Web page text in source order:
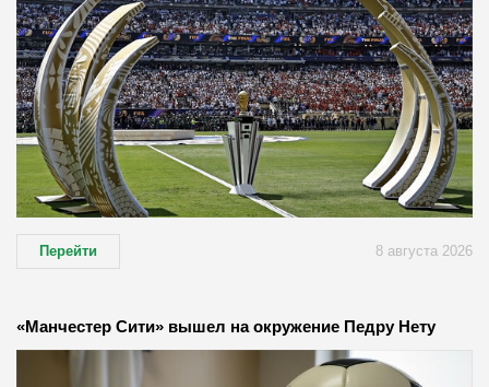
Перейти 8 августа 2026
«Манчестер Сити» вышел на окружение Педру Нету